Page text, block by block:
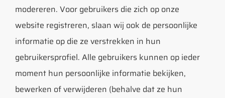
modereren. Voor gebruikers die zich op onze
website registreren, slaan wij ook de persoonlijke
informatie op die ze verstrekken in hun
gebruikersprofiel. Alle gebruikers kunnen op ieder
moment hun persoonlijke informatie bekijken,
bewerken of verwijderen (behalve dat ze hun